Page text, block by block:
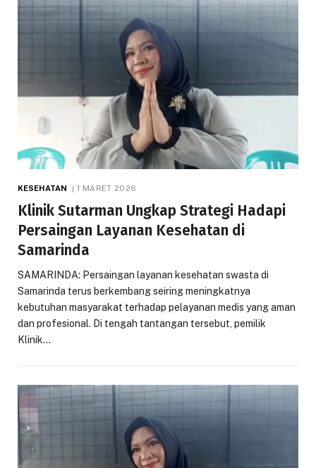
KESEHATAN 1 MARET 2026
Klinik Sutarman Ungkap Strategi Hadapi
Persaingan Layanan Kesehatan di
Samarinda
SAMARINDA: Persaingan layanan kesehatan swasta di
Samarinda terus berkembang seiring meningkatnya
kebutuhan masyarakat terhadap pelayanan medis yang aman
dan profesional. Di tengah tantangan tersebut, pemilik
Klinik…